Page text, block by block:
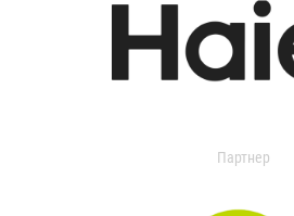
Партнер